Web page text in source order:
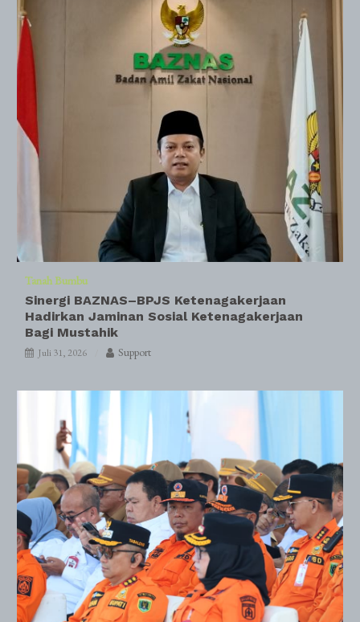
Tanah Bumbu
Sinergi BAZNAS–BPJS Ketenagakerjaan
Hadirkan Jaminan Sosial Ketenagakerjaan
Bagi Mustahik
Juli 31, 2026 Support